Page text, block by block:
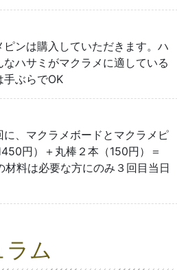
ンは購入していただきます。ハ
ハサミがマクラメに適している
手ぶらでOK
、マクラメボードとマクラメピ
円）＋丸棒２本（150円）＝
料は必要な方にのみ３回目当日
ム